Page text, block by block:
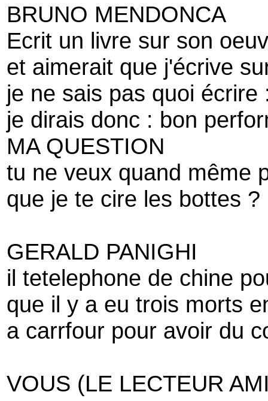
BRUNO MENDONCA
Ecrit un livre sur son
et aimerait que j'écrive
je ne sais pas quoi écrire
je dirais donc : bon
MA QUESTION
tu ne veux quand même
que je te cire les bottes ?
GERALD PANIGHI
il tetelephone de chine
que il y a eu trois morts
a carrfour pour avoir du
VOUS (LE LECTEUR